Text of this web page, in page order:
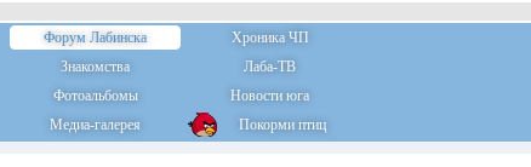
Форум Лабинска
Хроника ЧП
Знакомства
Лаба-ТВ
Фотоальбомы
Новости юга
Медиа-галерея Покорми птиц